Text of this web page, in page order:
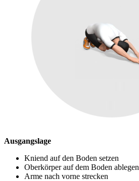
Ausgangslage
Kniend auf den Boden setzen
Oberkörper auf dem Boden ablegen
Arme nach vorne strecken